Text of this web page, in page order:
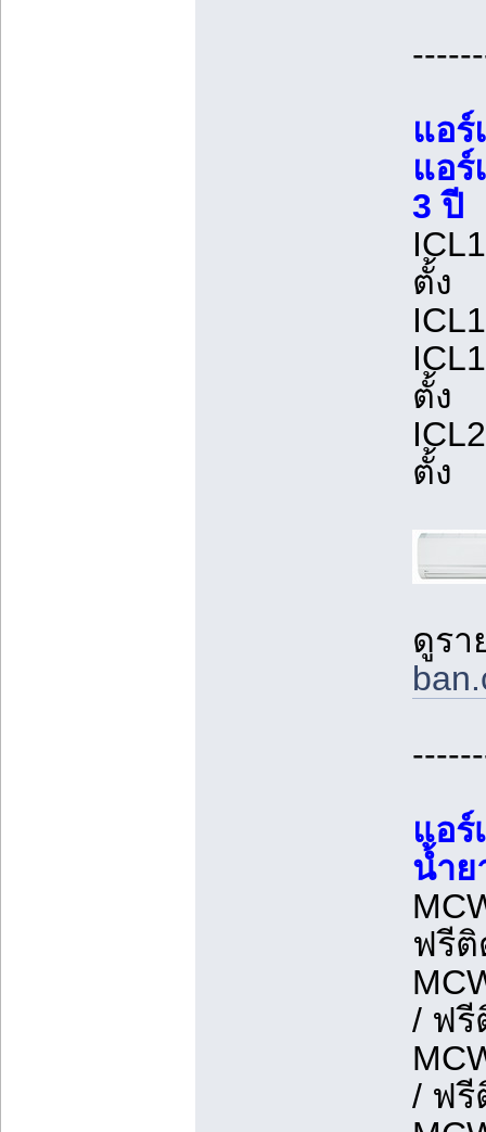
แอร์
แอร์
3 ปี
ตั้ง
ตั้ง
ตั้ง
ดูรา
แอร์
น้ำย
ฟรีติ
/ ฟรี
/ ฟรี